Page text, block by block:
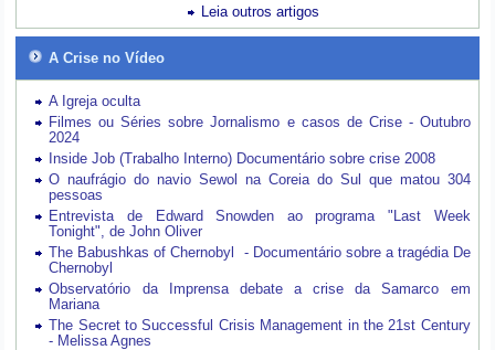
Leia outros artigos
A Crise no Vídeo
A Igreja oculta
Filmes ou Séries sobre Jornalismo e casos de Crise - Outubro
2024
Inside Job (Trabalho Interno) Documentário sobre crise 2008
O naufrágio do navio Sewol na Coreia do Sul que matou 304
pessoas
Entrevista de Edward Snowden ao programa "Last Week
Tonight", de John Oliver
The Babushkas of Chernobyl - Documentário sobre a tragédia De
Chernobyl
Observatório da Imprensa debate a crise da Samarco em
Mariana
The Secret to Successful Crisis Management in the 21st Century
- Melissa Agnes